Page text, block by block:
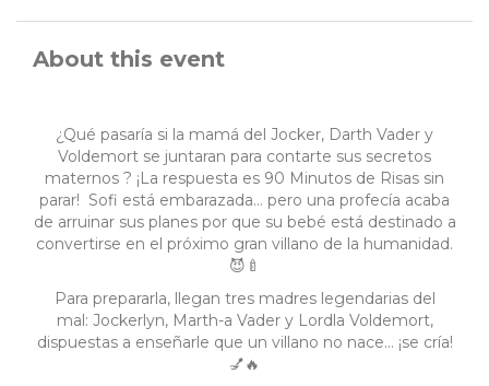
About this event
¿Qué pasaría si la mamá del Jocker, Darth Vader y
Voldemort se juntaran para contarte sus secretos
maternos ? ¡La respuesta es 90 Minutos de Risas sin
parar! Sofi está embarazada… pero una profecía acaba
de arruinar sus planes por que su bebé está destinado a
convertirse en el próximo gran villano de la humanidad.
😈🍼
Para prepararla, llegan tres madres legendarias del
mal: Jockerlyn, Marth-a Vader y Lordla Voldemort,
dispuestas a enseñarle que un villano no nace… ¡se cría!
💅🔥